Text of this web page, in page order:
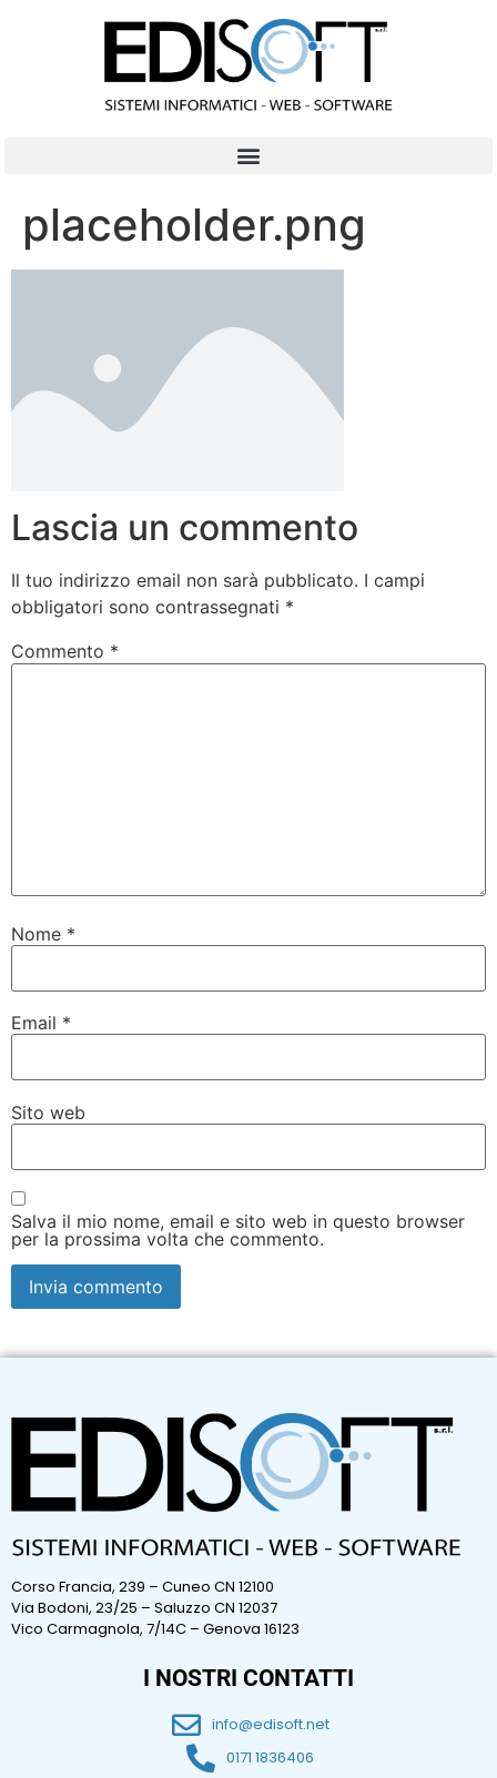
placeholder.png
Lascia un commento
Il tuo indirizzo email non sarà pubblicato. I campi
obbligatori sono contrassegnati *
Commento *
Nome *
Email *
Sito web
Salva il mio nome, email e sito web in questo browser
per la prossima volta che commento.
Corso Francia, 239 – Cuneo CN 12100
Via Bodoni, 23/25 – Saluzzo CN 12037
Vico Carmagnola, 7/14C – Genova 16123
I NOSTRI CONTATTI
info@edisoft.net
0171 1836406